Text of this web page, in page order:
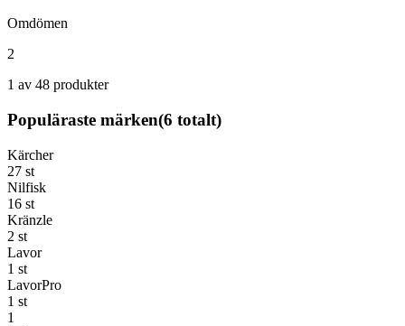
Omdömen
2
1 av 48 produkter
Populäraste märken(6 totalt)
Kärcher
27 st
Nilfisk
16 st
Kränzle
2 st
Lavor
1 st
LavorPro
1 st
1